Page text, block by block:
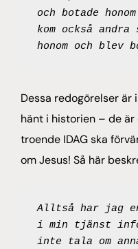
och botade
kom också
honom och blev
Dessa redogörelser är
hänt i historien – de
troende IDAG ska
om Jesus! Så här
Alltså har jag
i min tjänst
inte tala om